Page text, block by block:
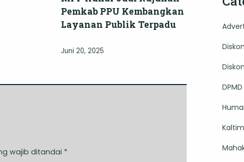
Pemkab PPU Kembangkan
Layanan Publik Terpadu
Juni 20, 2025
wajib ditandai *
Kaltim